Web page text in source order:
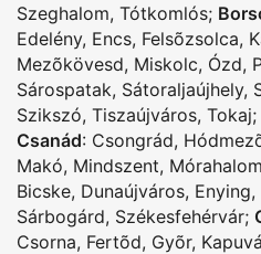
Szeghalom, Tótkomlós;
Edelény, Encs, Felsõzsolca,
Mezõkövesd, Miskolc, Ózd,
Sárospatak, Sátoraljaújhely,
Szikszó, Tiszaújváros, Tokaj;
Csanád: Csongrád,
Makó, Mindszent, Mórahalom
Bicske, Dunaújváros, Enying,
Sárbogárd, Székesfehérvár;
Csorna, Fertõd, Gyõr,